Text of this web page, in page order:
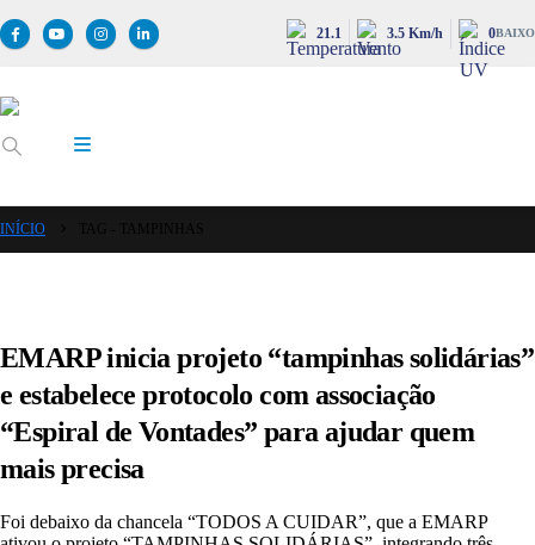
21.1 3.5 Km/h 0BAIXO
INÍCIO
EMARP inicia projeto “tampinhas solidárias”
e estabelece protocolo com associação
“Espiral de Vontades” para ajudar quem
mais precisa
Foi debaixo da chancela “TODOS A CUIDAR”, que a EMARP